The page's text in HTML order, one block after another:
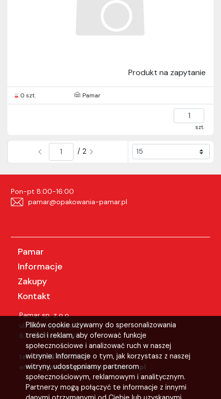
Plików cookie używamy do spersonalizowania
treści i reklam, aby oferować funkcje
społecznościowe i analizować ruch w naszej
witrynie. Informacje o tym, jak korzystasz z naszej
witryny, udostępniamy partnerom
społecznościowym, reklamowym i analitycznym.
Partnerzy mogą połączyć te informacje z innymi
Produkt na zapytanie
0 szt. Pamar
szt.
/ 2
Pon-pt 8:00-16:00
pamar@opakowania-pamar.pl
Pamar
Informacje
Zakupy
Kontakt
Pamar sp. z o.o.
ul. Zielonogórska 63A
67-100 Nowa Sól
tel:+48 68 455 12 20
email:pamar@opakowania-pamar.pl